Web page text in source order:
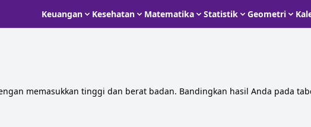
Keuangan Kesehatan Matematika Statistik Geometri
memasukkan tinggi dan berat badan. Bandingkan hasil Anda pada